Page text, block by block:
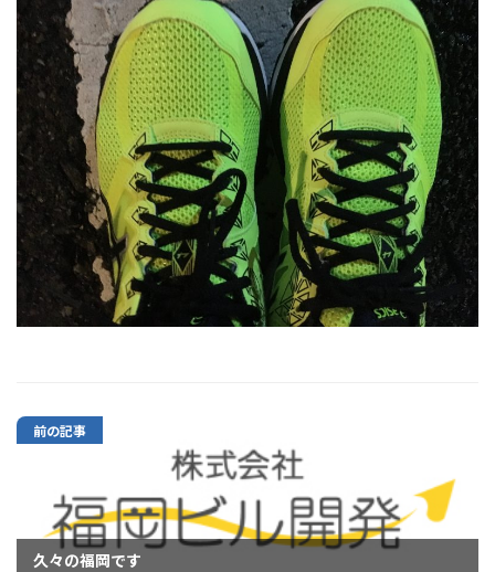
前の記事
久々の福岡です